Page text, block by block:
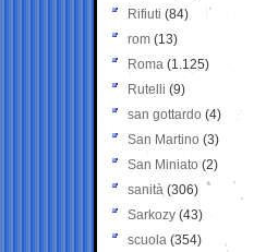
Rifiuti (84)
rom (13)
Roma (1.125)
Rutelli (9)
san gottardo (4)
San Martino (3)
San Miniato (2)
sanità (306)
Sarkozy (43)
scuola (354)